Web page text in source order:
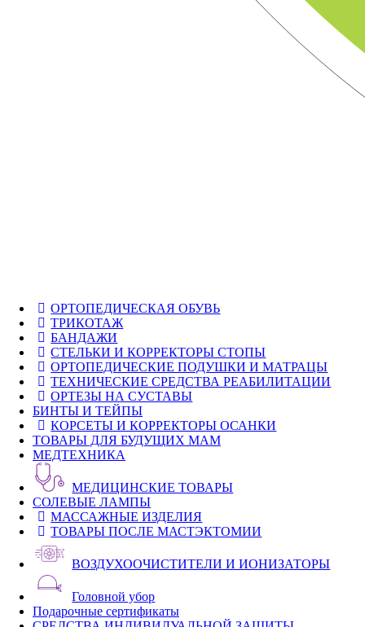
ОРТОПЕДИЧЕСКАЯ ОБУВЬ
ТРИКОТАЖ
БАНДАЖИ
СТЕЛЬКИ И КОРРЕКТОРЫ СТОПЫ
ОРТОПЕДИЧЕСКИЕ ПОДУШКИ И МАТРАЦЫ
ТЕХНИЧЕСКИЕ СРЕДСТВА РЕАБИЛИТАЦИИ
ОРТЕЗЫ НА СУСТАВЫ
БИНТЫ И ТЕЙПЫ
КОРСЕТЫ И КОРРЕКТОРЫ ОСАНКИ
ТОВАРЫ ДЛЯ БУДУЩИХ МАМ
МЕДТЕХНИКА
МЕДИЦИНСКИЕ ТОВАРЫ
СОЛЕВЫЕ ЛАМПЫ
МАССАЖНЫЕ ИЗДЕЛИЯ
ТОВАРЫ ПОСЛЕ МАСТЭКТОМИИ
ВОЗДУХООЧИСТИТЕЛИ И ИОНИЗАТОРЫ
Головной убор
Подарочные сертификаты